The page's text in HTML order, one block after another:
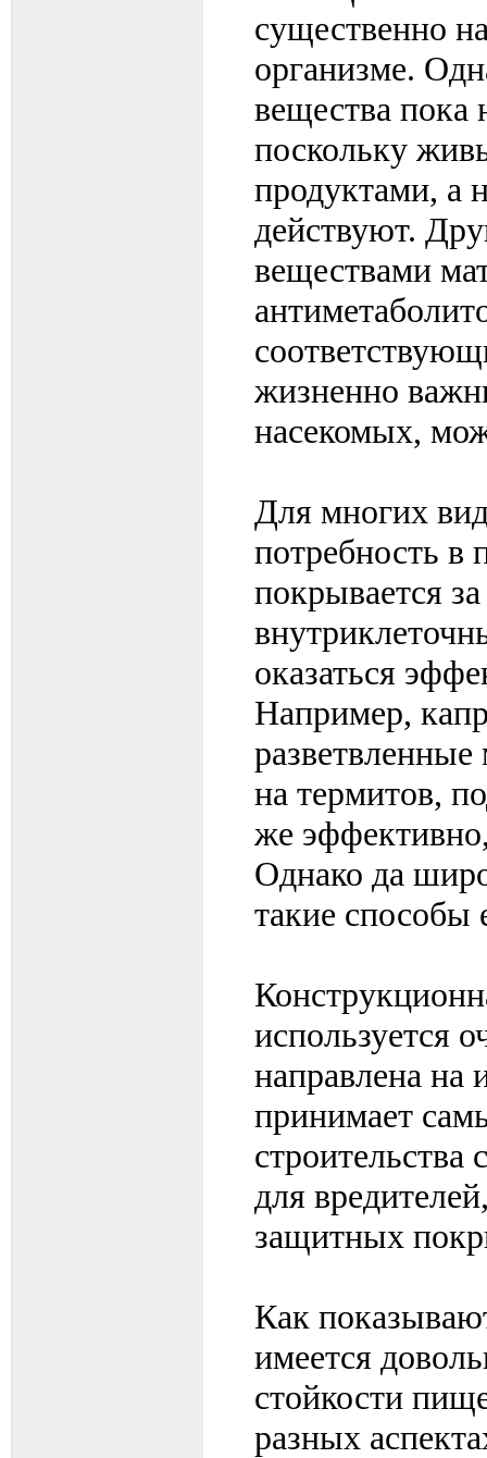
существенно
организме.
вещества пока
поскольку
продуктами, а
действуют.
веществами
жизненно
насекомых,
Для многих
потребность в
покрывается
оказаться
Например,
на термитов,
же
Однако да
такие способы
используется
направлена на
принимает
для
защитных
Как
имеется
стойкости
разных